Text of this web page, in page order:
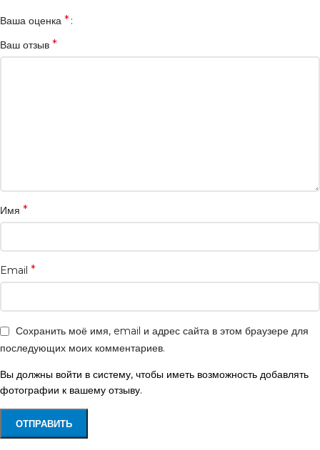
Ваша оценка *
Ваш отзыв *
Имя *
Email *
Сохранить моё имя, email и адрес сайта в этом браузере для
последующих моих комментариев.
Вы должны войти в систему, чтобы иметь возможность добавлять
фотографии к вашему отзыву.